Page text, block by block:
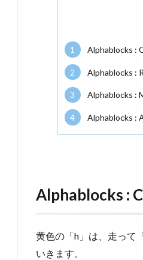
1 Alphablocks :
2 Alphablocks :
3 Alphablocks :
4 Alphablocks :
Alphablocks :
黄色の「h」は、走って
いきます。